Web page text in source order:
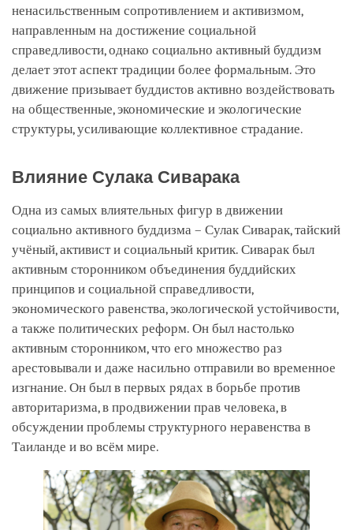
ненасильственным сопротивлением и активизмом,
направленным на достижение социальной
справедливости, однако социально активный буддизм
делает этот аспект традиции более формальным. Это
движение призывает буддистов активно воздействовать
на общественные, экономические и экологические
структуры, усиливающие коллективное страдание.
Влияние Сулака Сиварака
Одна из самых влиятельных фигур в движении
социально активного буддизма – Сулак Сиварак, тайский
учёный, активист и социальный критик. Сиварак был
активным сторонником объединения буддийских
принципов и социальной справедливости,
экономического равенства, экологической устойчивости,
а также политических реформ. Он был настолько
активным сторонником, что его множество раз
арестовывали и даже насильно отправили во временное
изгнание. Он был в первых рядах в борьбе против
авторитаризма, в продвижении прав человека, в
обсуждении проблемы структурного неравенства в
Таиланде и во всём мире.